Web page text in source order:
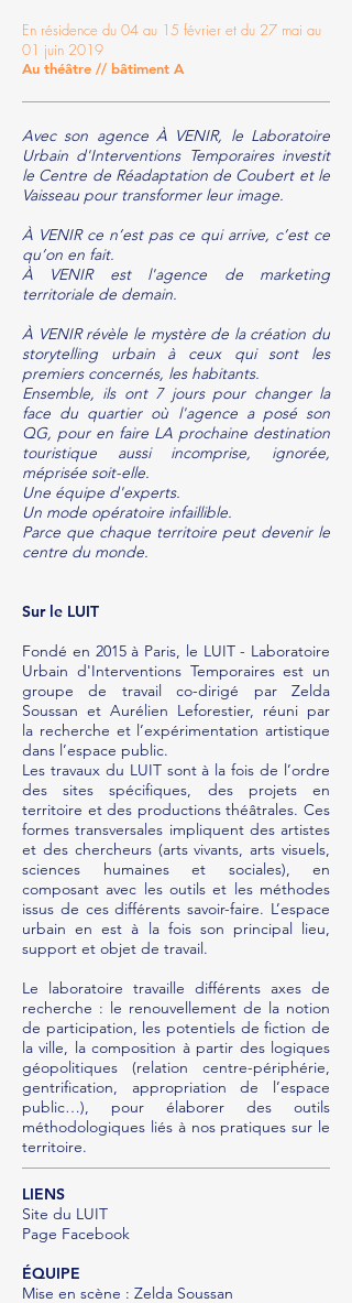
Avec son agence À VENIR, le Laboratoire
Urbain d'Interventions Temporaires investit
le Centre de Réadaptation de Coubert et le
Vaisseau pour transformer leur image.
À VENIR ce n’est pas ce qui arrive, c’est ce
qu’on en fait.
À VENIR est l'agence de marketing
territoriale de demain.
À VENIR révèle le mystère de la création du
storytelling urbain à ceux qui sont les
premiers concernés, les habitants.
Ensemble, ils ont 7 jours pour changer la
face du quartier où l'agence a posé son
QG, pour en faire LA prochaine destination
touristique aussi incomprise, ignorée,
méprisée soit-elle.
Une équipe d'experts.
Un mode opératoire infaillible.
Parce que chaque territoire peut devenir le
centre du monde.
Sur le LUIT
Fondé en 2015 à Paris, le LUIT - Laboratoire
Urbain d'Interventions Temporaires est un
groupe de travail co-dirigé par Zelda
Soussan et Aurélien Leforestier, réuni par
la recherche et l’expérimentation artistique
dans l’espace public.
Les travaux du LUIT sont à la fois de l’ordre
des sites spécifiques, des projets en
territoire et des productions théâtrales. Ces
formes transversales impliquent des artistes
et des chercheurs (arts vivants, arts visuels,
sciences humaines et sociales), en
composant avec les outils et les méthodes
issus de ces différents savoir-faire. L’espace
urbain en est à la fois son principal lieu,
support et objet de travail.
Le laboratoire travaille différents axes de
recherche : le renouvellement de la notion
de participation, les potentiels de fiction de
la ville, la composition à partir des logiques
géopolitiques (relation centre-périphérie,
gentrification, appropriation de l’espace
public…), pour élaborer des outils
méthodologiques liés à nos pratiques sur le
territoire.
En résidence du 04 au 15 février et du 27 mai au
01 juin 2019
Au théâtre // bâtiment A
LIENS​
Site du LUIT
Page Facebook
ÉQUIPE
Mise en scène : Zelda Soussan